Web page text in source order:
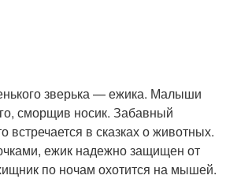
зверька — ежика. Малыши
сморщив носик. Забавный
встречается в сказках о животных.
ежик надежно защищен от
по ночам охотится на мышей.